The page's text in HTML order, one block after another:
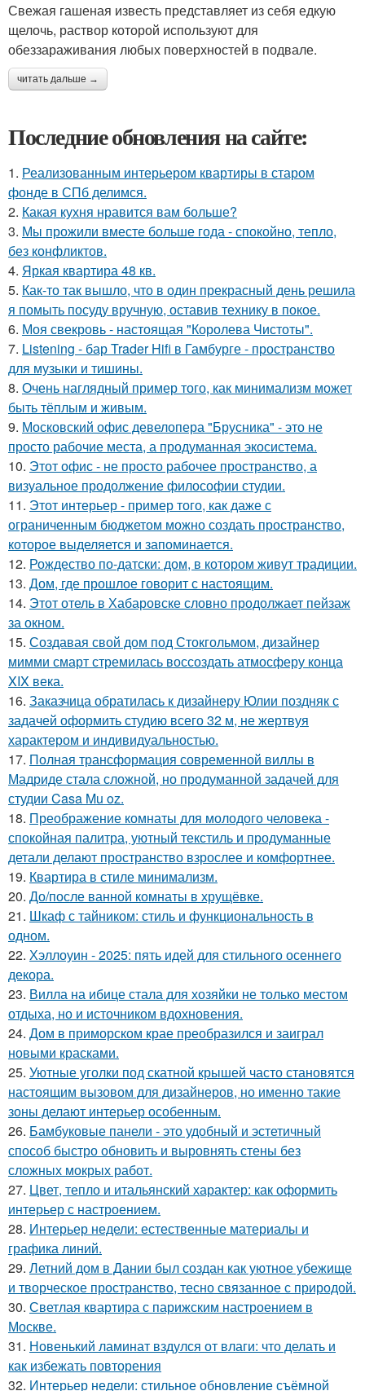
Свежая гашеная известь представляет из себя едкую
щелочь, раствор которой используют для
обеззараживания любых поверхностей в подвале.
читать дальше →
Последние обновления на сайте:
1. Реализованным интерьером квартиры в старом
фонде в СПб делимся.
2. Какая кухня нравится вам больше?
3. Мы прожили вместе больше года - спокойно, тепло,
без конфликтов.
4. Яркая квартира 48 кв.
5. Как-то так вышло, что в один прекрасный день решила
я помыть посуду вручную, оставив технику в покое.
6. Моя свекровь - настоящая "Королева Чистоты".
7. Listening - бар Trader Hifi в Гамбурге - пространство
для музыки и тишины.
8. Очень наглядный пример того, как минимализм может
быть тёплым и живым.
9. Московский офис девелопера "Брусника" - это не
просто рабочие места, а продуманная экосистема.
10. Этот офис - не просто рабочее пространство, а
визуальное продолжение философии студии.
11. Этот интерьер - пример того, как даже с
ограниченным бюджетом можно создать пространство,
которое выделяется и запоминается.
12. Рождество по-датски: дом, в котором живут традиции.
13. Дом, где прошлое говорит с настоящим.
14. Этот отель в Хабаровске словно продолжает пейзаж
за окном.
15. Создавая свой дом под Стокгольмом, дизайнер
мимми смарт стремилась воссоздать атмосферу конца
XIX века.
16. Заказчица обратилась к дизайнеру Юлии поздняк с
задачей оформить студию всего 32 м, не жертвуя
характером и индивидуальностью.
17. Полная трансформация современной виллы в
Мадриде стала сложной, но продуманной задачей для
студии Casa Mu oz.
18. Преображение комнаты для молодого человека -
спокойная палитра, уютный текстиль и продуманные
детали делают пространство взрослее и комфортнее.
19. Квартира в стиле минимализм.
20. До/после ванной комнаты в хрущёвке.
21. Шкаф с тайником: стиль и функциональность в
одном.
22. Хэллоуин - 2025: пять идей для стильного осеннего
декора.
23. Вилла на ибице стала для хозяйки не только местом
отдыха, но и источником вдохновения.
24. Дом в приморском крае преобразился и заиграл
новыми красками.
25. Уютные уголки под скатной крышей часто становятся
настоящим вызовом для дизайнеров, но именно такие
зоны делают интерьер особенным.
26. Бамбуковые панели - это удобный и эстетичный
способ быстро обновить и выровнять стены без
сложных мокрых работ.
27. Цвет, тепло и итальянский характер: как оформить
интерьер с настроением.
28. Интерьер недели: естественные материалы и
графика линий.
29. Летний дом в Дании был создан как уютное убежище
и творческое пространство, тесно связанное с природой.
30. Светлая квартира с парижским настроением в
Москве.
31. Новенький ламинат вздулся от влаги: что делать и
как избежать повторения
32. Интерьер недели: стильное обновление съёмной